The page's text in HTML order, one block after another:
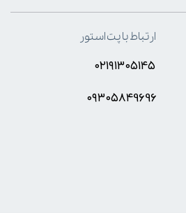
ارتباط با پت استور
۰۲۱۹۱۳۰۵۱۴۵
۰۹۳۰۵8۴9696